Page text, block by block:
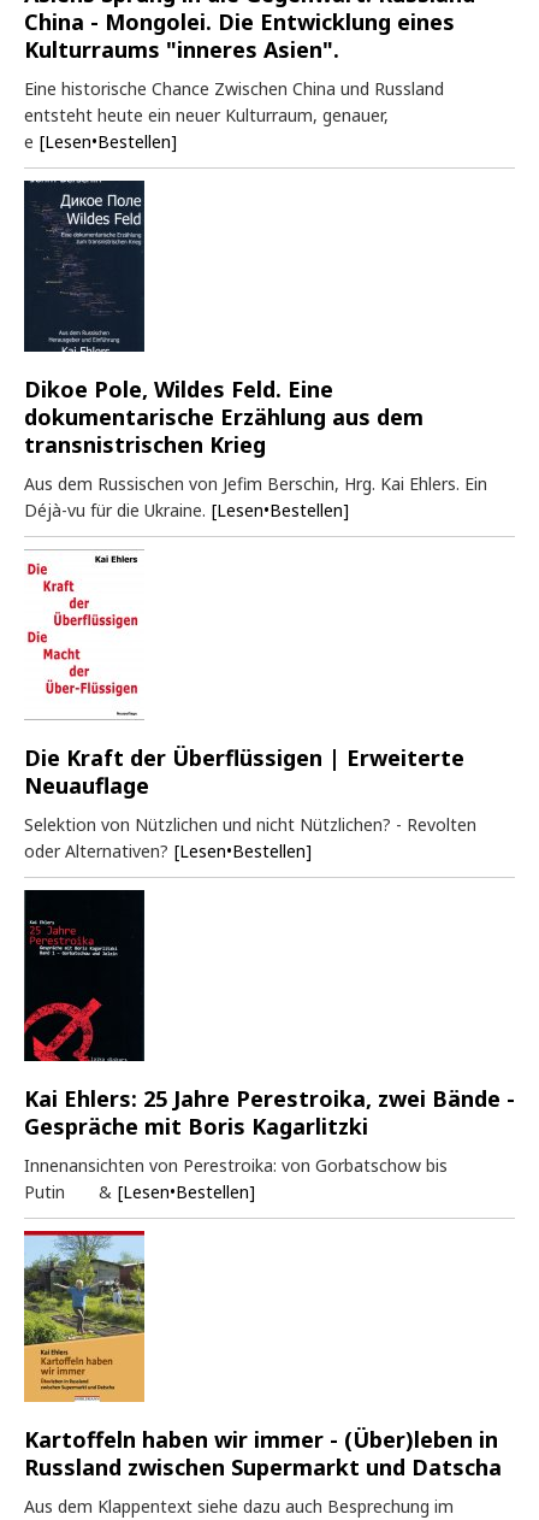
China - Mongolei. Die Entwicklung eines
Kulturraums "inneres Asien".
Eine historische Chance Zwischen China und Russland
entsteht heute ein neuer Kulturraum, genauer,
e [Lesen•Bestellen]
Dikoe Pole, Wildes Feld. Eine
dokumentarische Erzählung aus dem
transnistrischen Krieg
Aus dem Russischen von Jefim Berschin, Hrg. Kai Ehlers. Ein
Déjà-vu für die Ukraine. [Lesen•Bestellen]
Die Kraft der Überflüssigen | Erweiterte
Neuauflage
Selektion von Nützlichen und nicht Nützlichen? - Revolten
oder Alternativen? [Lesen•Bestellen]
Kai Ehlers: 25 Jahre Perestroika, zwei Bände -
Gespräche mit Boris Kagarlitzki
Innenansichten von Perestroika: von Gorbatschow bis
Putin & [Lesen•Bestellen]
Kartoffeln haben wir immer - (Über)leben in
Russland zwischen Supermarkt und Datscha
Aus dem Klappentext siehe dazu auch Besprechung im